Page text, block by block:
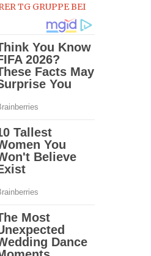
TG GRUPPE BEI